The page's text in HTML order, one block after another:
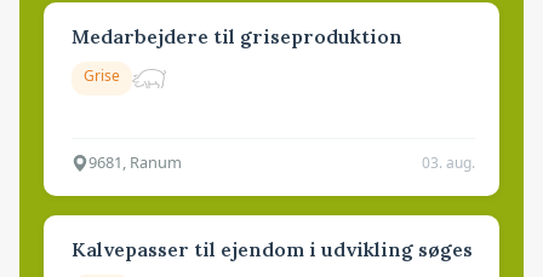
Medarbejdere til griseproduktion
Grise
9681, Ranum 03. aug.
Kalvepasser til ejendom i udvikling søges